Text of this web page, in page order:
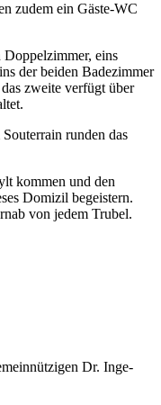
zudem ein Gäste-WC
Doppelzimmer, eins
der beiden Badezimmer
zweite verfügt über
runden das
kommen und den
Domizil begeistern.
von jedem Trubel.
Dr. Inge-